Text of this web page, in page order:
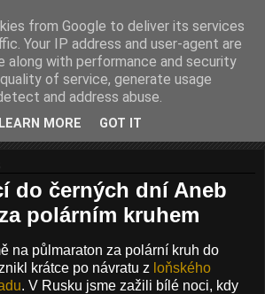
ale nadšeném.
do černých dní Aneb
polárním kruhem
na půlmaraton za polární kruh do
krátce po návratu z loňského
. V Rusku jsme zažili bílé noci, kdy
from Google to deliver its services
Your IP address and user-agent are
along with performance and security
of service, generate usage
and address abuse.
LEARN MORE GOT IT